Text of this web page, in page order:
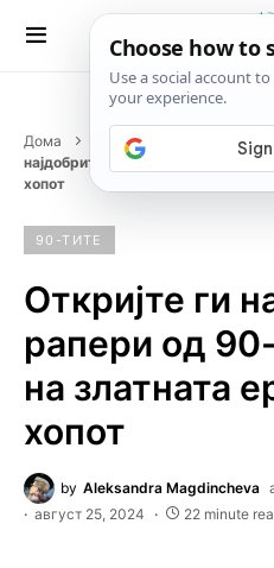
Дома Музика
најдобрите рапери од 90-тите:
хопот
90-ТИТЕ
Откријте ги
рапери од
на златната
хопот
by Aleksandra Magdincheva
август 25, 2024
22 minute